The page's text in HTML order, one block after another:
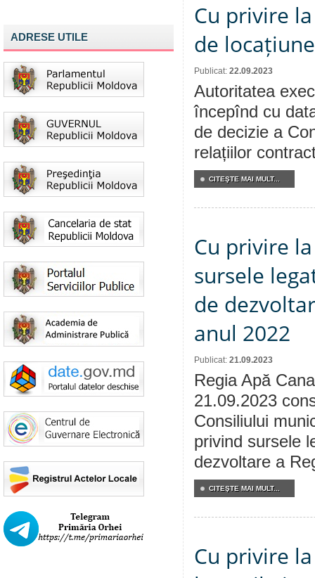
ADRESE UTILE
Cu privire
de
Publicat: 22.09.2023
Autoritatea
începînd cu
de decizie a
relațiilor
CITEŞTE MAI MULT...
Cu privire
sursele
de
anul 2022
Publicat: 21.09.2023
Regia Apă
21.09.2023
Consiliului
privind sursele
dezvoltare a
CITEŞTE MAI MULT...
Cu privire